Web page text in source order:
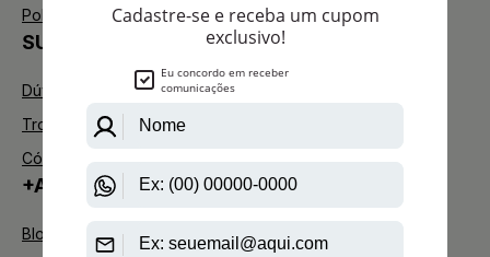
Política de Troca
SUPORTE
Dúvidas Frequentes
Trocas e Devoluções
Código de defesa do consumidor
+AAZ PERFUMES
Blog